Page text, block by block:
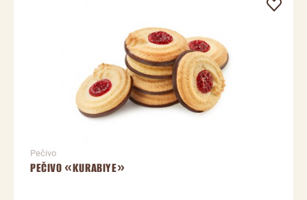
Pečivo
PEČIVO «KURABIYE»